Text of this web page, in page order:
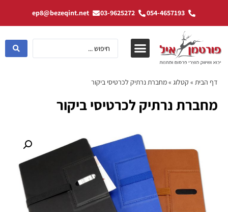
054-4657193
03-9625272
ep8@bezeqint.net
דף הבית » קטלוג »מחברת נרתיק לכרטיסי ביקור
מחברת נרתיק לכרטיסי ביקור